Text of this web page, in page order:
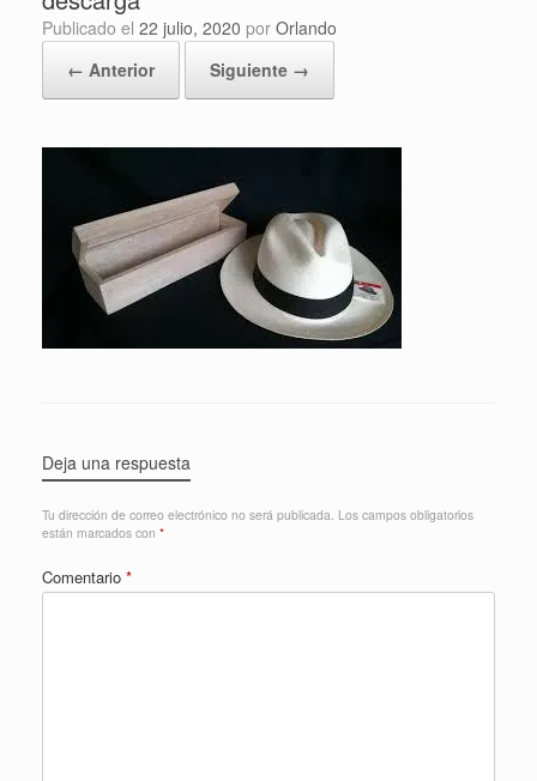
Publicado el 22 julio, 2020 por Orlando
← Anterior
Siguiente →
Deja una respuesta
Tu dirección de correo electrónico no será publicada. Los campos obligatorios
están marcados con *
Comentario *